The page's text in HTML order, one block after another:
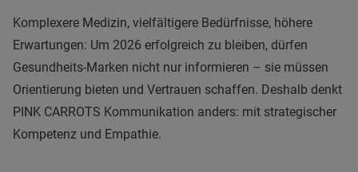
Komplexere Medizin, vielfältigere Bedürfnisse, höhere
Erwartungen: Um 2026 erfolgreich zu bleiben, dürfen
Gesundheits-Marken nicht nur informieren – sie müssen
Orientierung bieten und Vertrauen schaffen. Deshalb denkt
PINK CARROTS Kommunikation anders: mit strategischer
Kompetenz und Empathie.